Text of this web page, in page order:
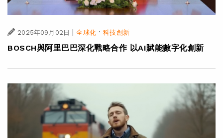
2025年09月02日 | 全球化·科技創新
BOSCH與阿里巴巴深化戰略合作 以AI賦能數字化創新